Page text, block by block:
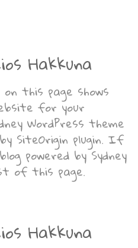
Hakkuna
this page shows
for your
WordPress theme
SiteOrigin plugin. If
powered by Sydney
of this page.
Hakkuna